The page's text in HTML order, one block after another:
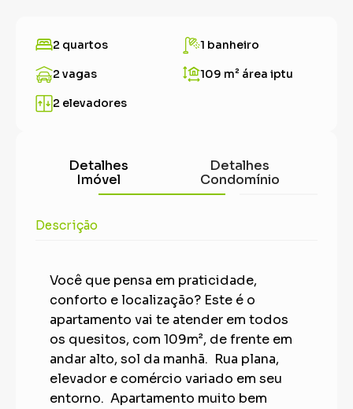
2 quartos 1 banheiro
2 vagas 109 m² área iptu
2 elevadores
Detalhes
Imóvel
Detalhes
Condomínio
Descrição
Você que pensa em praticidade,
conforto e localização? Este é o
apartamento vai te atender em todos
os quesitos, com 109m², de frente em
andar alto, sol da manhã. Rua plana,
elevador e comércio variado em seu
entorno. Apartamento muito bem